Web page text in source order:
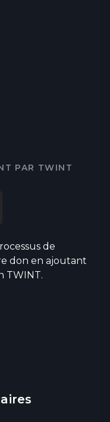
PAR TWINT
de
don en ajoutant
TWINT.